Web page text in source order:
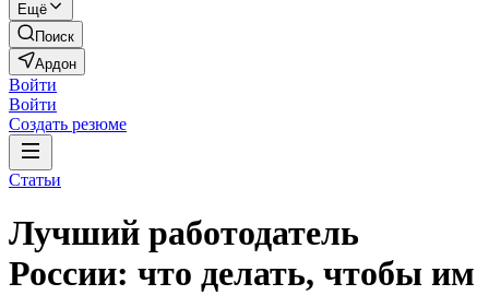
Ещё
Поиск
Ардон
Войти
Войти
Создать резюме
Статьи
Лучший работодатель
России: что делать, чтобы им